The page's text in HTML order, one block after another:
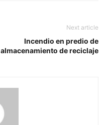
Next article
Incendio en predio de
almacenamiento de reciclaje